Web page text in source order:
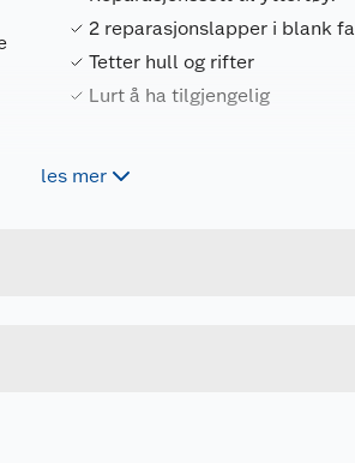
2 reparasjonslapper i blank
Tetter hull og rifter
Lurt å ha tilgjengelig
les merForpakningsmål